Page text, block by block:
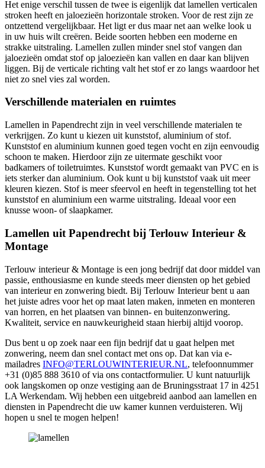
Het enige verschil tussen de twee is eigenlijk dat lamellen verticalen
stroken heeft en jaloezieën horizontale stroken. Voor de rest zijn ze
ontzettend vergelijkbaar. Het ligt er dus maar net aan welke look u
in uw huis wilt creëren. Beide soorten hebben een moderne en
strakke uitstraling. Lamellen zullen minder snel stof vangen dan
jaloezieën omdat stof op jaloezieën kan vallen en daar kan blijven
liggen. Bij de verticale richting valt het stof er zo langs waardoor het
niet zo snel vies zal worden.
Verschillende materialen en ruimtes
Lamellen in Papendrecht zijn in veel verschillende materialen te
verkrijgen. Zo kunt u kiezen uit kunststof, aluminium of stof.
Kunststof en aluminium kunnen goed tegen vocht en zijn eenvoudig
schoon te maken. Hierdoor zijn ze uitermate geschikt voor
badkamers of toiletruimtes. Kunststof wordt gemaakt van PVC en is
iets sterker dan aluminium. Ook kunt u bij kunststof vaak uit meer
kleuren kiezen. Stof is meer sfeervol en heeft in tegenstelling tot het
kunststof en aluminium een warme uitstraling. Ideaal voor een
knusse woon- of slaapkamer.
Lamellen uit Papendrecht bij Terlouw Interieur &
Montage
Terlouw interieur & Montage is een jong bedrijf dat door middel van
passie, enthousiasme en kunde steeds meer diensten op het gebied
van interieur en zonwering biedt. Bij Terlouw Interieur bent u aan
het juiste adres voor het op maat laten maken, inmeten en monteren
van horren, en het plaatsen van binnen- en buitenzonwering.
Kwaliteit, service en nauwkeurigheid staan hierbij altijd voorop.
Dus bent u op zoek naar een fijn bedrijf dat u gaat helpen met
zonwering, neem dan snel contact met ons op. Dat kan via e-
mailadres INFO@TERLOUWINTERIEUR.NL, telefoonnummer
+31 (0)85 888 3610 of via ons contactformulier. U kunt natuurlijk
ook langskomen op onze vestiging aan de Bruningsstraat 17 in 4251
LA Werkendam. Wij hebben een uitgebreid aanbod aan lamellen en
diensten in Papendrecht die uw kamer kunnen verduisteren. Wij
hopen u snel te mogen helpen!